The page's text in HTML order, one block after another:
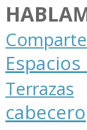
Terrazas
cabecero